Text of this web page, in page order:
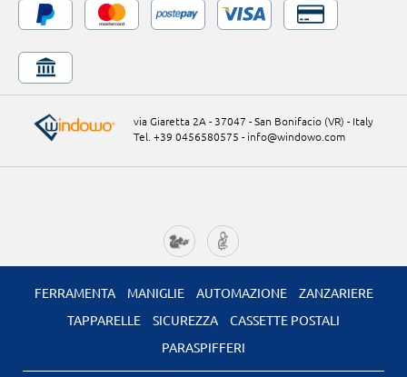
via Giaretta 2A - 37047 - San Bonifacio (VR) - Italy
Tel. +39 0456580575 - info@windowo.com
FERRAMENTA MANIGLIE AUTOMAZIONE
ZANZARIERE
TAPPARELLE
SICUREZZA
CASSETTE POSTALI
PARASPIFFERI